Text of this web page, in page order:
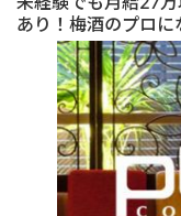
あり！梅酒のプロに